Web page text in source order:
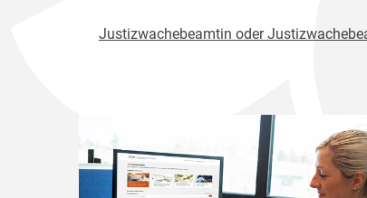
Justizwachebeamtin oder